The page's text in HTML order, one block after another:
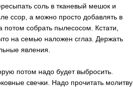
соль в тканевый мешок и
ссор, а можно просто добавлять в
потом собрать пылесосом. Кстати,
на семью наложен сглаз. Держать
явления.
потом надо будет выбросить.
свечки. Надо прочитать молитву